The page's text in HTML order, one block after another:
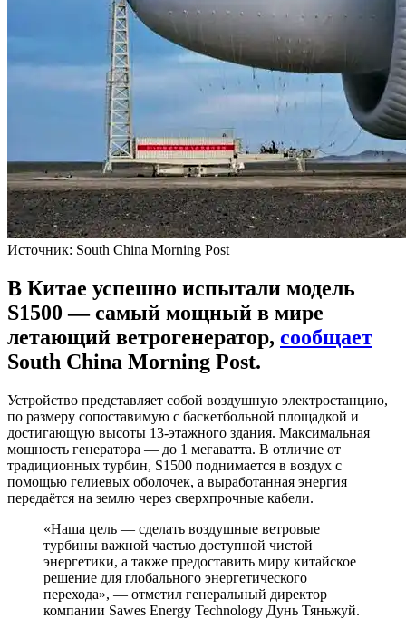
Источник: South China Morning Post
В Китае успешно испытали модель
S1500 — самый мощный в мире
летающий ветрогенератор, сообщает
South China Morning Post.
Устройство представляет собой воздушную электростанцию,
по размеру сопоставимую с баскетбольной площадкой и
достигающую высоты 13-этажного здания. Максимальная
мощность генератора — до 1 мегаватта. В отличие от
традиционных турбин, S1500 поднимается в воздух с
помощью гелиевых оболочек, а выработанная энергия
передаётся на землю через сверхпрочные кабели.
«Наша цель — сделать воздушные ветровые
турбины важной частью доступной чистой
энергетики, а также предоставить миру китайское
решение для глобального энергетического
перехода», — отметил генеральный директор
компании Sawes Energy Technology Дунь Тяньжуй.